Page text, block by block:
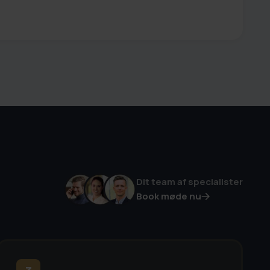
Dit team af specialister
Book møde nu